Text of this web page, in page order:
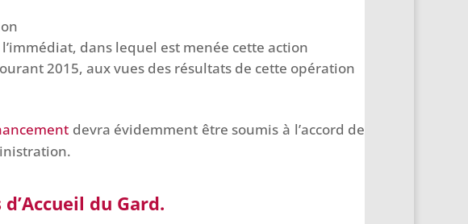
dans lequel est menée cette action
2015, aux vues des résultats de cette opération
devra évidemment être soumis à l’accord de
du Gard.